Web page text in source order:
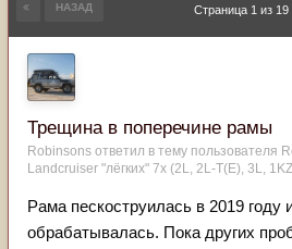
НАЗАД Страница 1 из 19
Трещина в поперечине рамы
Robinsons ответил в тему пользователя
Landcruiser "лёгких" 7x (2L, 2L-T(Е), 3L,
Рама пескоструилась в 2019 году
обрабатывалась. Пока других